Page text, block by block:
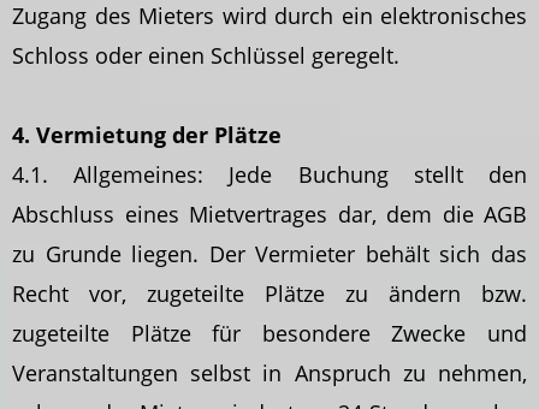
Zugang des Mieters wird durch ein elektronisches
Schloss oder einen Schlüssel geregelt.
4. Vermietung der Plätze
4.1. Allgemeines: Jede Buchung stellt den
Abschluss eines Mietvertrages dar, dem die AGB
zu Grunde liegen. Der Vermieter behält sich das
Recht vor, zugeteilte Plätze zu ändern bzw.
zugeteilte Plätze für besondere Zwecke und
Veranstaltungen selbst in Anspruch zu nehmen,